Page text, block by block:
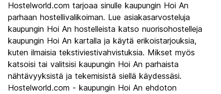
Kulttuuri
Yöelämä
7.0
Rahanarvoinen
8.4
Hostelworld.com tarjoaa sinulle kaupungin Hoi An
parhaan hostellivalikoiman. Lue asiakasarvosteluja
kaupungin Hoi An hostelleista katso nuorisohostelleja
kaupungin Hoi An kartalla ja käytä erikoistarjouksia,
kuten ilmaisia tekstiviestivahvistuksia. Mikset myös
katsoisi tai valitsisi kaupungin Hoi An parhaista
nähtävyyksistä ja tekemisistä siellä käydessäsi.
Hostelworld.com - kaupungin Hoi An ehdoton